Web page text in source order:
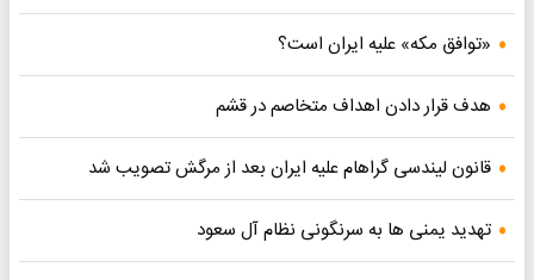
«توافق مکه» علیه ایران است؟
هدف قرار دادن اهداف متخاصم در قشم
قانون لیندسی گراهام علیه ایران بعد از مرگش تصویب شد
تهدید یمنی ها به سرنگونی نظام آل سعود